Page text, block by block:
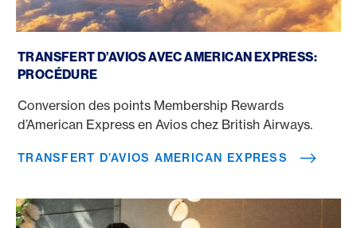
TRANSFERT D’AVIOS AVEC AMERICAN EXPRESS:
PROCÉDURE
Conversion des points Membership Rewards
d’American Express en Avios chez British Airways.
TRANSFERT D’AVIOS AMERICAN EXPRESS